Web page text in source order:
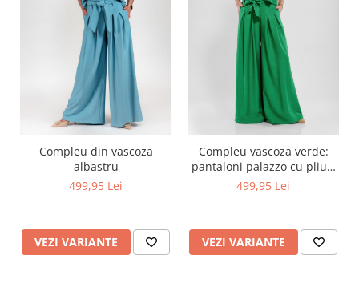
Compleu din vascoza
albastru
499,95 Lei
VEZI VARIANTE
Compleu vascoza verde:
pantaloni palazzo cu pliuri
si bluza asimetrica cu
499,95 Lei
VEZI VARIANTE